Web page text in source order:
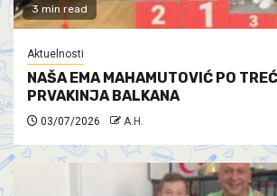
3 min read
Aktuelnosti
NAŠA EMA MAHAMUTOVIĆ PO
PRVAKINJA BALKANA
03/07/2026 A.H.